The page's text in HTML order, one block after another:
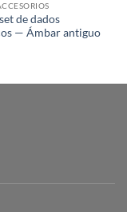
de dados
— Ámbar antiguo